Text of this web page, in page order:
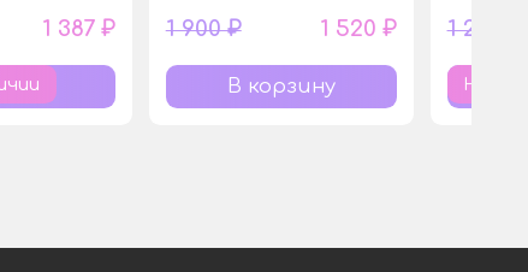
1 387 ₽ 1 900 ₽ 1 520 ₽ 1 220 ₽
Нет в